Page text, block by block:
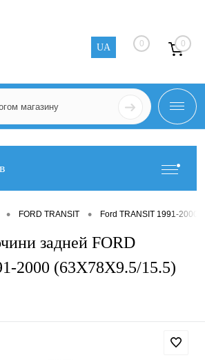
UA 0 0
• FORD TRANSIT • Ford TRANSIT 1991-2000
задней FORD
2000 (63X78X9.5/15.5)